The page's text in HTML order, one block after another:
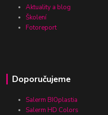
Aktuality a blog
Školení
Fotoreport
Doporučujeme
Salerm BIOplastia
Salerm HD Colors